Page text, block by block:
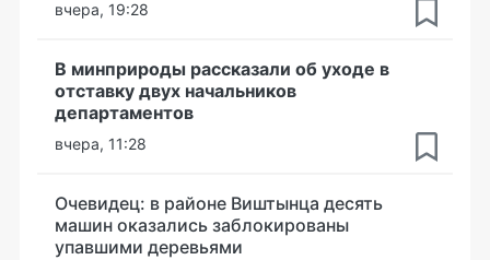
вчера, 19:28
В минприроды рассказали об уходе в
отставку двух начальников
департаментов
вчера, 11:28
Очевидец: в районе Виштынца десять
машин оказались заблокированы
упавшими деревьями